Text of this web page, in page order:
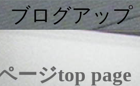
ブログアップ
ージtop page